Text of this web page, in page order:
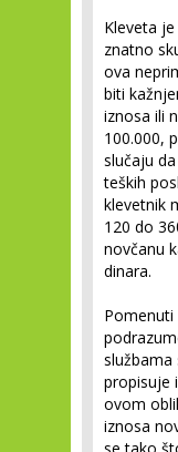
Kleveta
znatno
ova
biti
iznosa ili
100.000,
slučaju
teških
klevetnik
120 do
novčanu
dinara.
Pomenuti
službama
propisuje
ovom
iznosa